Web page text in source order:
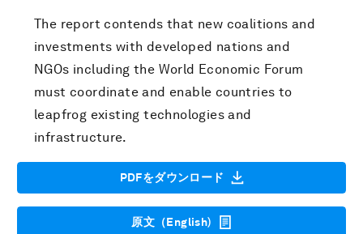
The report contends that new coalitions and
investments with developed nations and
NGOs including the World Economic Forum
must coordinate and enable countries to
leapfrog existing technologies and
infrastructure.
PDFをダウンロード
原文（English)